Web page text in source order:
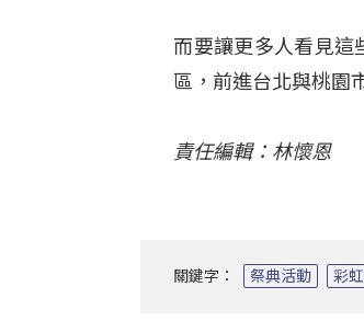
而要讓更多人看見這
區，前進台北與桃園
責任編輯：林懷恩
關鍵字： 祭典活動 彩